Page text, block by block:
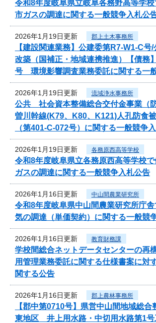
令和8年度岐阜県立岐阜各務野高等学
市ガスの調達に関する一般競争入札公
2026年1月19日更新 郡上土木事務所
【建設関連業務】公建委第R7-W1-C号
改築（国補正・地域連携推進）【債務
号 環境影響調査業務委託に関する一
2026年1月19日更新 流域浄水事務所
公共 社会資本整備総合交付金事業（
曽川幹線(K79、K80、K121)人孔防食
（第401-C-072号）に関する一般競争
2026年1月19日更新 各務原西高等学校
令和8年度岐阜県立各務原西高等学校
ガスの調達に関する一般競争入札公告
2026年1月16日更新 中山間農業研究所
令和8年度岐阜県中山間農業研究所庁
気の調達（単価契約）に関する一般競
2026年1月16日更新 教育財務課
学校間総合ネットデータセンターの再
用管理業務委託に関する仕様書案に対
関する公告
2026年1月16日更新 郡上農林事務所
【郡中第0710号】県営中山間地域総
東地区 井上用水路・中切用水路第1号